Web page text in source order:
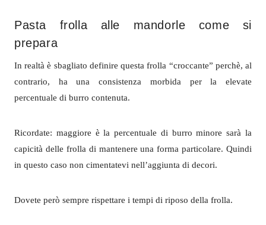
Pasta frolla alle mandorle come si
prepara
In realtà è sbagliato definire questa frolla “croccante” perchè, al
contrario, ha una consistenza morbida per la elevate
percentuale di burro contenuta.
Ricordate: maggiore è la percentuale di burro minore sarà la
capicità delle frolla di mantenere una forma particolare. Quindi
in questo caso non cimentatevi nell’aggiunta di decori.
Dovete però sempre rispettare i tempi di riposo della frolla.